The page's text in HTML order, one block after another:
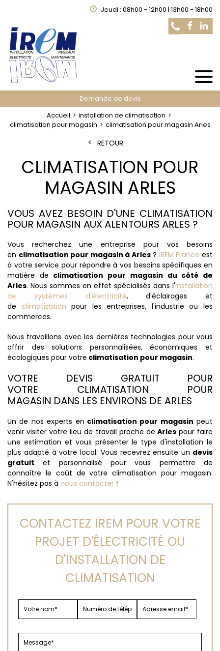
Jeudi : 08h00 - 12h00 | 13h00 - 18h00
Demande de devis
Accueil
installation de climatisation
climatisation pour magasin
climatisation pour magasin Arles
RETOUR
CLIMATISATION POUR
MAGASIN ARLES
VOUS AVEZ BESOIN D'UNE CLIMATISATION
POUR MAGASIN AUX ALENTOURS ARLES ?
Vous recherchez une entreprise pour vos besoins
en climatisation pour magasin à Arles? IREM France est
à votre service pour répondre à vos besoins spécifiques en
matière de climatisation pour magasin du côté de
Arles. Nous sommes en effet spécialisés dans l'installation
de systèmes d'électricité, d'éclairages et
de climatisation pour les entreprises, l'industrie ou les
commerces.
Nous travaillons avec les dernières technologies pour vous
offrir des solutions personnalisées, économiques et
écologiques pour votre climatisation pour magasin.
VOTRE DEVIS GRATUIT POUR
VOTRE CLIMATISATION POUR
MAGASIN DANS LES ENVIRONS DE ARLES
Un de nos experts en climatisation pour magasin peut
venir visiter votre lieu de travail proche de Arlespour faire
une estimation et vous présenter le type d'installation le
plus adapté à votre local. Vous recevrez ensuite un devis
gratuit et personnalisé pour vous permettre de
connaître le coût de votre climatisation pour magasin.
N'hésitez pas à nous contacter !
CONTACTEZ IREM POUR VOTRE
PROJET D'ÉLECTRICITÉ OU
D'INSTALLATION DE
CLIMATISATION